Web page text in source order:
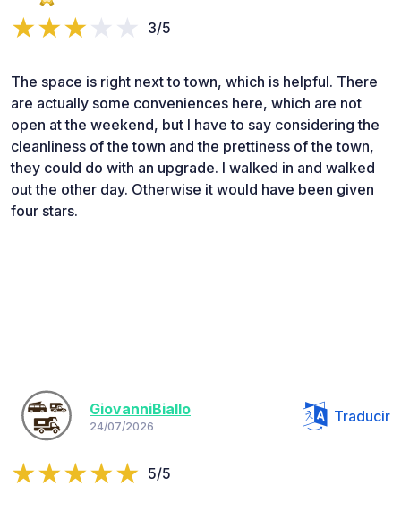
3/5
The space is right next to town, which is helpful. There
are actually some conveniences here, which are not
open at the weekend, but I have to say considering the
cleanliness of the town and the prettiness of the town,
they could do with an upgrade. I walked in and walked
out the other day. Otherwise it would have been given
four stars.
GiovanniBiallo
24/07/2026
Traducir
5/5